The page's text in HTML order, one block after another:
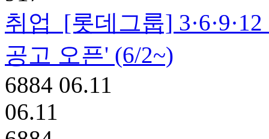
취업
[롯데그룹]
공고 오픈' (6/2~)
6884 06.11
06.11